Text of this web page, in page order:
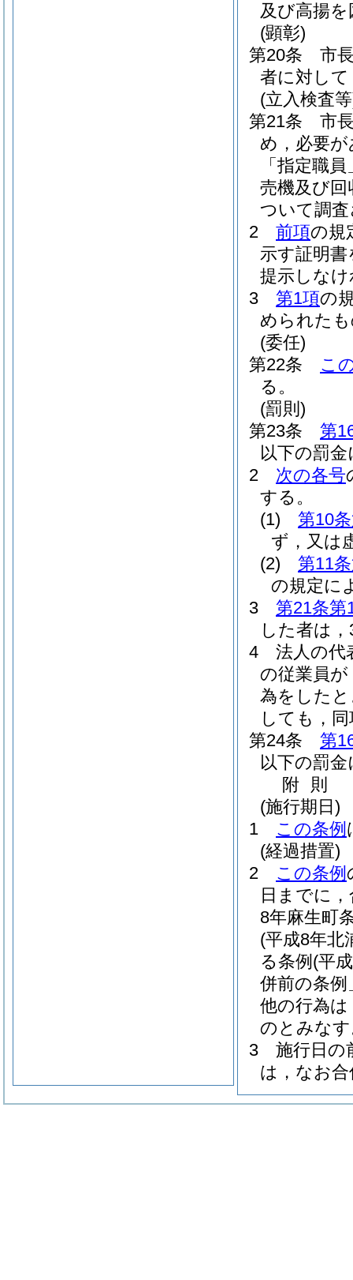
及び高揚
(顕彰)
第20条
市
者に対し
(立入検査
第21条
市
め，必要
「指定職
売機及び
ついて調
2
前項の規
示す証明
提示しな
3
第1項の
められた
(委任)
第22条
こ
る。
(罰則)
第23条
第
以下の罰
2
次の各号
する。
(1)
第10
ず，又は
(2)
第11
の規定に
3
第21条第
した者は
4
法人の代
の従業員
為をした
しても，
第24条
第
以下の罰
附 則
(施行期日)
1
この条例
(経過措置)
2
この条例
日までに
8年麻生町
(平成8年北
る条例 (平
併前の条
他の行為
のとみな
3
施行日の
は，なお